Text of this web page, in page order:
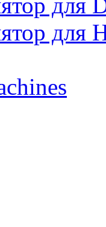
для